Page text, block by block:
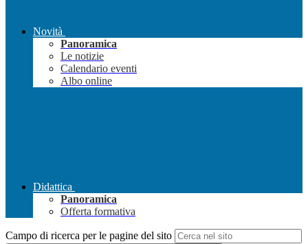
Novità
Panoramica
Le notizie
Calendario eventi
Albo online
Didattica
Panoramica
Offerta formativa
Campo di ricerca per le pagine del sito